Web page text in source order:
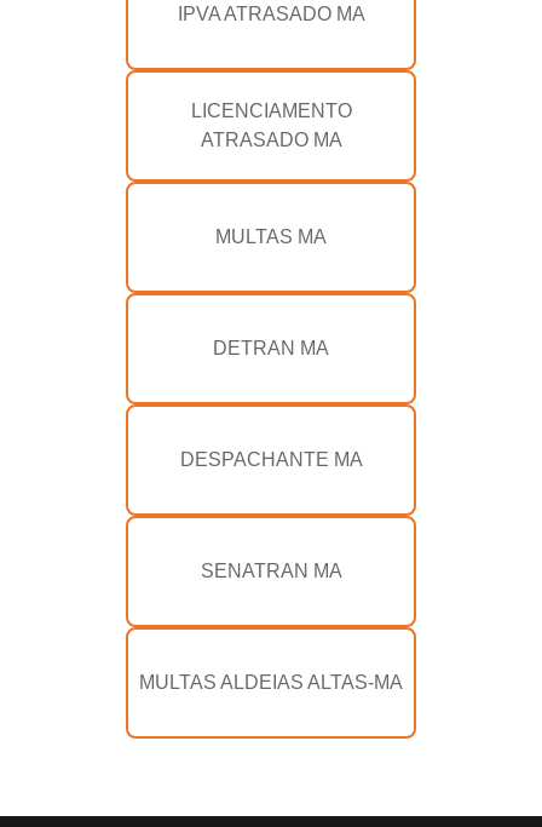
IPVA ATRASADO MA
LICENCIAMENTO
ATRASADO MA
MULTAS MA
DETRAN MA
DESPACHANTE MA
SENATRAN MA
MULTAS ALDEIAS ALTAS-MA